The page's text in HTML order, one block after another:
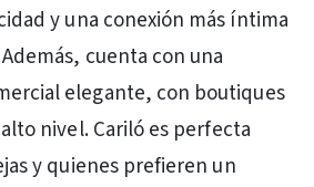
y una conexión más íntima
cuenta con una
elegante, con boutiques
nivel. Cariló es perfecta
y quienes prefieren un